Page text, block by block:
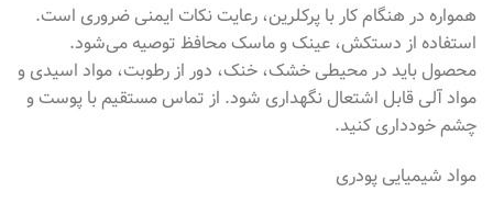
همواره در هنگام کار با پرکلرین، رعایت نکات ایمنی ضروری است.
استفاده از دستکش، عینک و ماسک محافظ توصیه می‌شود.
محصول باید در محیطی خشک، خنک، دور از رطوبت، مواد اسیدی و
مواد آلی قابل اشتعال نگهداری شود. از تماس مستقیم با پوست و
چشم خودداری کنید.
مواد شیمیایی پودری